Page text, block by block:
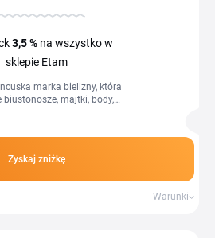
3,5 % na wszystko w
sklepie Etam
marka bielizny, która
biustonosze, majtki, body,
Zyskaj zniżkę
Warunki